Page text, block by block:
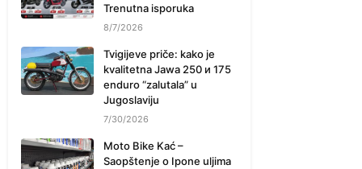
Trenutna isporuka
8/7/2026
Tvigijeve priče: kako je
kvalitetna Jawa 250 и 175
enduro “zalutala” u
Jugoslaviju
7/30/2026
Moto Bike Kać –
Saopštenje o Ipone uljima